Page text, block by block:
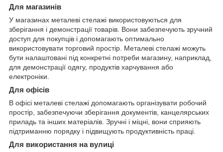
Для магазинів
У магазинах металеві стелажі використовуються для
зберігання і демонстрації товарів. Вони забезпечують зручний
доступ для покупців і допомагають оптимально
використовувати торговий простір. Металеві стелажі можуть
бути налаштовані під конкретні потреби магазину, наприклад,
для демонстрації одягу, продуктів харчування або
електроніки.
Для офісів
В офісі металеві стелажі допомагають організувати робочий
простір, забезпечуючи зберігання документів, канцелярських
приладь та інших матеріалів. Зручні і міцні, вони сприяють
підтриманню порядку і підвищують продуктивність праці.
Для використання на вулиці